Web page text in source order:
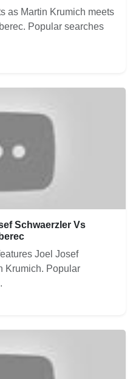
as Martin Krumich meets
Popular searches
Schwaerzler Vs
Joel Josef
Krumich. Popular